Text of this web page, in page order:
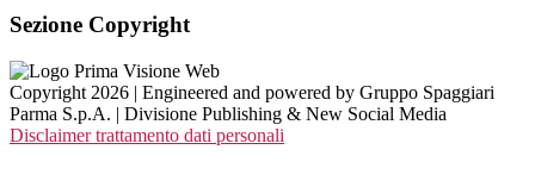
Sezione Copyright
Copyright 2026 | Engineered and powered by Gruppo Spaggiari
Parma S.p.A. | Divisione Publishing & New Social Media
Disclaimer trattamento dati personali